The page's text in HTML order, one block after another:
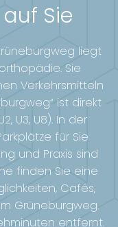
Sie
liegt
Sie
Verkehrsmitteln
ist direkt
U3, U8). In der
für Sie
und Praxis sind
finden Sie eine
Cafés,
Grüneburgweg.
entfernt.